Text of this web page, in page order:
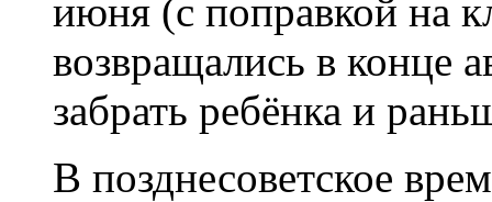
июня (с поправкой на
возвращались в конце
забрать ребёнка и
В позднесоветское